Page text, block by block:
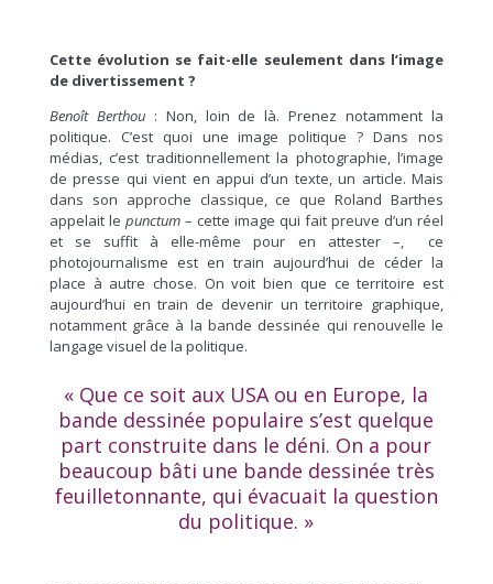
Cette évolution se fait-elle seulement dans l’image
de divertissement ?
Benoît Berthou : Non, loin de là. Prenez notamment la
politique. C’est quoi une image politique ? Dans nos
médias, c’est traditionnellement la photographie, l’image
de presse qui vient en appui d’un texte, un article. Mais
dans son approche classique, ce que Roland Barthes
appelait le punctum– cette image qui fait preuve d’un réel
et se suffit à elle-même pour en attester –, ce
photojournalisme est en train aujourd’hui de céder la
place à autre chose. On voit bien que ce territoire est
aujourd’hui en train de devenir un territoire graphique,
notamment grâce à la bande dessinée qui renouvelle le
langage visuel de la politique.
« Que ce soit aux USA ou en Europe, la
bande dessinée populaire s’est quelque
part construite dans le déni. On a pour
beaucoup bâti une bande dessinée très
feuilletonnante, qui évacuait la question
du politique. »